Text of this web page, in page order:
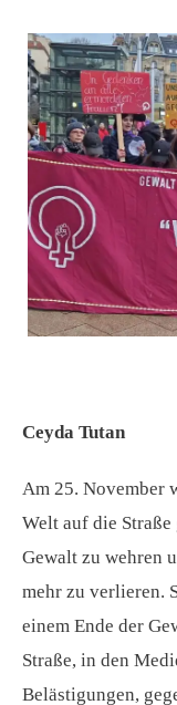
Ceyda Tutan
Am 25. November
Welt auf die Straße
Gewalt zu wehren
mehr zu verlieren.
einem Ende der
Straße, in den
Belästigungen,